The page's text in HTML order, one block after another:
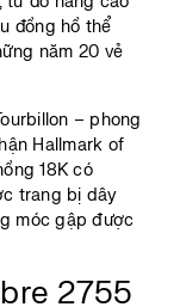
đồng hồ thể
năm 20 vẻ
– phong
Hallmark of
18K có
trang bị dây
móc gập được
2755